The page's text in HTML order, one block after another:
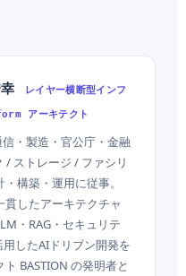
レイヤー横断型インフ
アーキテクト
・製造・官公庁・金融
/ ストレージ / ファシリ
構築・運用に従事。
したアーキテクチャ
・RAG・セキュリテ
したAIドリブン開発を
BASTION の発明者と